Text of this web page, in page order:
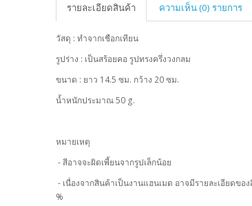
รายละเอียดสินค้า ความเห็น (0) รายการ
วัสดุ : ทำจากเชือกเทียน
รูปร่าง : เป็นสร้อยคอ รูปทรงครึ่งวงกลม
ขนาด : ยาว 14.5 ซม. กว้าง 20 ซม.
น้ำหนักประมาณ 50 g.
หมายเหตุ
- สีอาจจะผิดเพี้ยนจากรูปเล็กน้อย
- เนื่องจากสินค้าเป็นงานแฮนเมด อาจมีรายละเอียดขอ
%